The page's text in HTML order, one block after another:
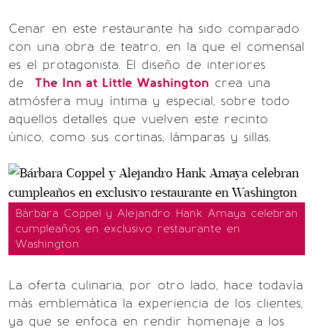
Cenar en este restaurante ha sido comparado
con una obra de teatro, en la que el comensal
es el protagonista. El diseño de interiores
de The Inn at Little Washington crea una
atmósfera muy íntima y especial, sobre todo
aquellos detalles que vuelven este recinto
único, como sus cortinas, lámparas y sillas.
Bárbara Coppel y Alejandro Hank Amaya celebran
cumpleaños en exclusivo restaurante en
Washington
La oferta culinaria, por otro lado, hace todavía
más emblemática la experiencia de los clientes,
ya que se enfoca en rendir homenaje a los